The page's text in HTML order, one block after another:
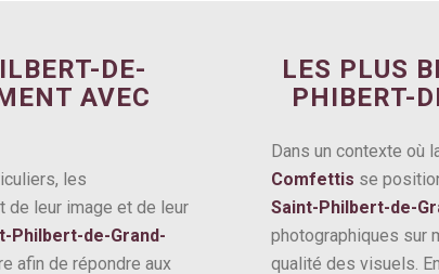
DE-
AVEC
les
leur image et de leur
Philbert-de-Grand-
afin de répondre aux
LES PLUS
PHIBERT-
Dans un contexte où
Comfettis se
Saint-Philbert-de-
photographiques sur
qualité des visuels.